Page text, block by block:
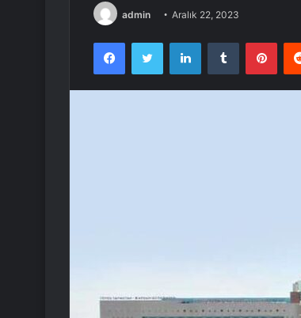
admin Aralık 22, 2023
FacebookTwitter LinkedInTumblr